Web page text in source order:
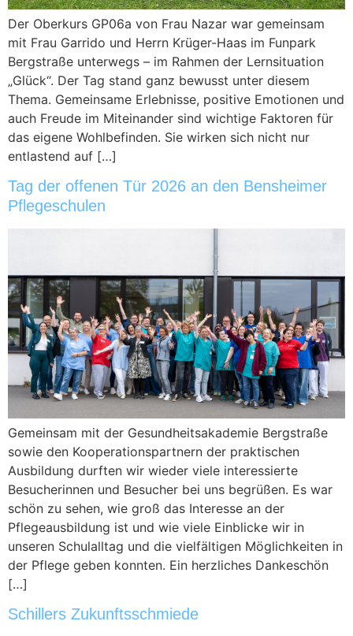
Der Oberkurs GP06a von Frau Nazar war gemeinsam
mit Frau Garrido und Herrn Krüger-Haas im Funpark
Bergstraße unterwegs – im Rahmen der Lernsituation
„Glück“. Der Tag stand ganz bewusst unter diesem
Thema. Gemeinsame Erlebnisse, positive Emotionen und
auch Freude im Miteinander sind wichtige Faktoren für
das eigene Wohlbefinden. Sie wirken sich nicht nur
entlastend auf […]
Tag der offenen Tür 2026 an den Bensheimer
Pflegeschulen
Gemeinsam mit der Gesundheitsakademie Bergstraße
sowie den Kooperationspartnern der praktischen
Ausbildung durften wir wieder viele interessierte
Besucherinnen und Besucher bei uns begrüßen. Es war
schön zu sehen, wie groß das Interesse an der
Pflegeausbildung ist und wie viele Einblicke wir in
unseren Schulalltag und die vielfältigen Möglichkeiten in
der Pflege geben konnten. Ein herzliches Dankeschön
[…]
Schillers Zukunftsschmiede